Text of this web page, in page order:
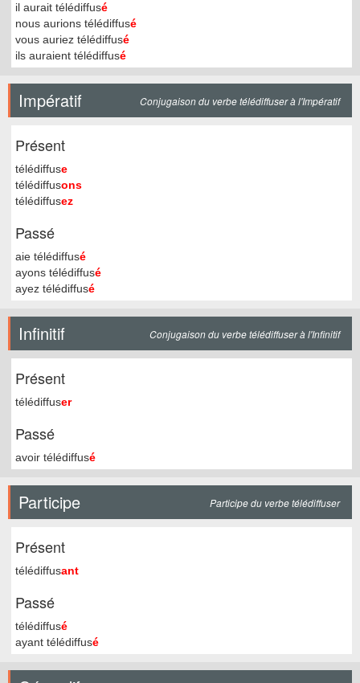
il aurait télédiffusé
nous aurions télédiffusé
vous auriez télédiffusé
ils auraient télédiffusé
Impératif Conjugaison du verbe télédiffuser à l'Impératif
Présent
télédiffuse
télédiffusons
télédiffusez
Passé
aie télédiffusé
ayons télédiffusé
ayez télédiffusé
Infinitif Conjugaison du verbe télédiffuser à l'Infinitif
Présent
télédiffuser
Passé
avoir télédiffusé
Participe Participe du verbe télédiffuser
Présent
télédiffusant
Passé
télédiffusé
ayant télédiffusé